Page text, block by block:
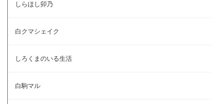
しらほし卯乃
白クマシェイク
しろくまのいる生活
白駒マル